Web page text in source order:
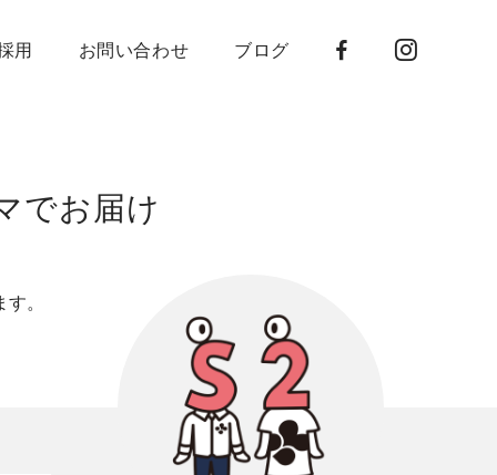
用 お問い合わせ ブログ
でお届け
。